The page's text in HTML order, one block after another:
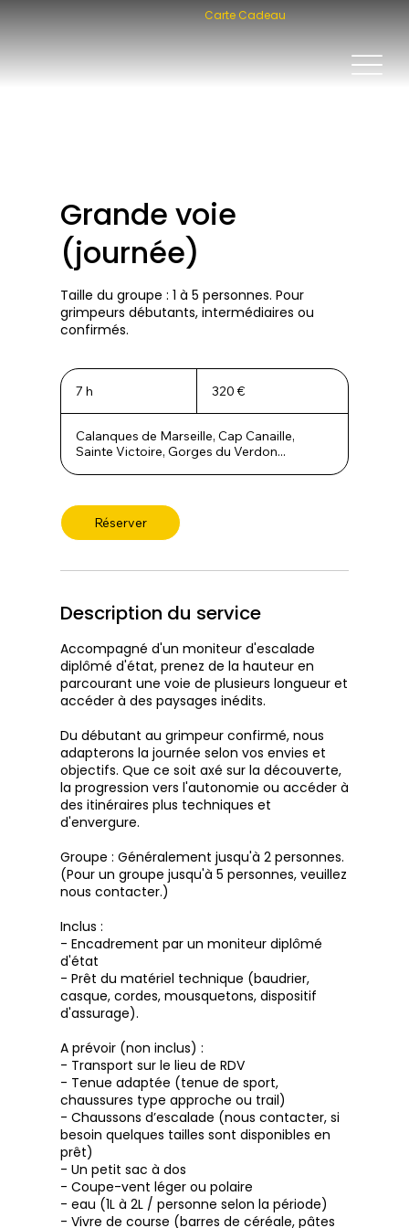
Carte Cadeau
Grande voie
(journée)
Taille du groupe : 1 à 5 personnes. Pour
grimpeurs débutants, intermédiaires ou
confirmés.
7 h 320 €
Calanques de Marseille, Cap Canaille,
Sainte Victoire, Gorges du Verdon...
Réserver
Description du service
Accompagné d'un moniteur d'escalade
diplômé d'état, prenez de la hauteur en
parcourant une voie de plusieurs longueur et
accéder à des paysages inédits.
Du débutant au grimpeur confirmé, nous
adapterons la journée selon vos envies et
objectifs. Que ce soit axé sur la découverte,
la progression vers l'autonomie ou accéder à
des itinéraires plus techniques et
d'envergure.
Groupe : Généralement jusqu'à 2 personnes.
(Pour un groupe jusqu'à 5 personnes, veuillez
nous contacter.)
Inclus :
- Encadrement par un moniteur diplômé
d'état
- Prêt du matériel technique (baudrier,
casque, cordes, mousquetons, dispositif
d'assurage).
A prévoir (non inclus) :
- Transport sur le lieu de RDV
- Tenue adaptée (tenue de sport,
chaussures type approche ou trail)
- Chaussons d’escalade (nous contacter, si
besoin quelques tailles sont disponibles en
prêt)
- Un petit sac à dos
- Coupe-vent léger ou polaire
- eau (1L à 2L / personne selon la période)
- Vivre de course (barres de céréale, pâtes